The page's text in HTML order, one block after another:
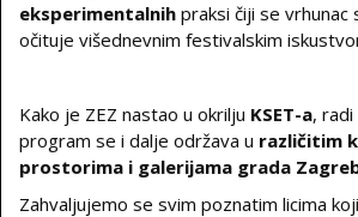
eksperimentalnih praksi čiji se vrhunac
očituje višednevnim festivalskim
Kako je ZEZ nastao u okrilju KSET-a,
program se i dalje održava u različitim
prostorima i galerijama grada
Zahvaljujemo se svim poznatim licima